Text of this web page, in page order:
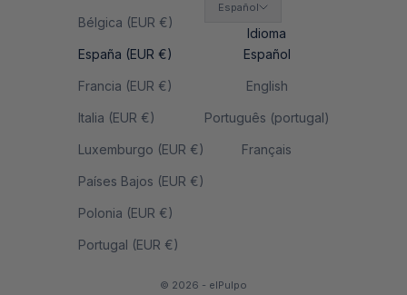
Bélgica (EUR €)
España (EUR €)
Francia (EUR €)
Italia (EUR €)
Luxemburgo (EUR €)
Países Bajos (EUR €)
Polonia (EUR €)
Portugal (EUR €)
Español
Idioma
Español
English
Português (portugal)
Français
© 2026 - elPulpo